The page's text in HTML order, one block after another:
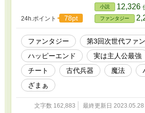
ど、僕はただゴミに協力しているだけなのに
襲われたり、変な魔法使いに絡まれたり、僕
や弟が現れたり。 どうして皆、ゴミが欲
て、あれ？ いつの間にかゴミスキルが成長
来る様になっていた。 一先ず、いつも一緒
てあげたら、見知らぬ銀髪美少女が居て……
事！？ え、こっちが本当の姿なの！？ ……
っ！ 僕を命の恩人だって言うのはさておき、
うのはどういう事……え！？ ちょっと待って
で出来るからっ！ それから、銀髪美少女の元
兵器と呼ばれる美少女たちに狙われ、返り討ち
ら修理してあげたら……僕についてくるって
に奉仕する順番でケンカするとか、訳が分か
24h.ポイント 78pt
小説 12,326
ファンタジー
ファンタジー
第3回次世代ファ
ハッピーエンド
実は主人公最強
チート
古代兵器 魔法
ざまぁ
文字数 162,883 最終更新日 2023.05.28